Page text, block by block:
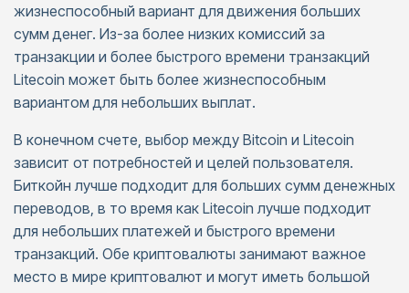
жизнеспособный вариант для движения больших
сумм денег. Из-за более низких комиссий за
транзакции и более быстрого времени транзакций
Litecoin может быть более жизнеспособным
вариантом для небольших выплат.
В конечном счете, выбор между Bitcoin и Litecoin
зависит от потребностей и целей пользователя.
Биткойн лучше подходит для больших сумм денежных
переводов, в то время как Litecoin лучше подходит
для небольших платежей и быстрого времени
транзакций. Обе криптовалюты занимают важное
место в мире криптовалют и могут иметь большой